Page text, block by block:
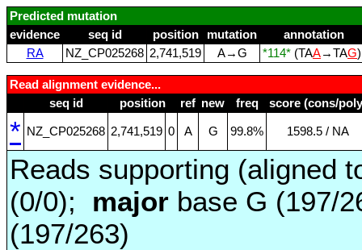
Predicted mutation
evidence
seq id position mutation
annotation
RA
NZ_CP025268 2,741,519 A→G *114* (TAA→TAG
Read alignment evidence...
seq id
position ref new freq score (cons/
* NZ_CP025268 2,741,519 0 A G 99.8% 1598.5 / NA
Reads supporting (aligned
(0/0); major base G (197/
(197/263)